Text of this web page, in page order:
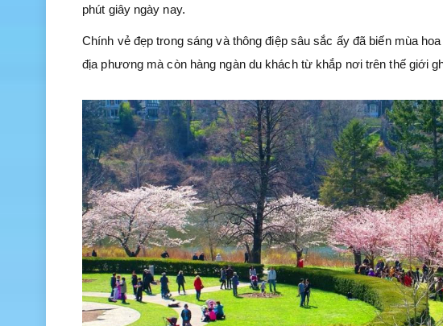
phút giây ngày nay.
Chính vẻ đẹp trong sáng và thông điệp sâu sắc ấy đã biến mùa
địa phương mà còn hàng ngàn du khách từ khắp nơi trên thế giới